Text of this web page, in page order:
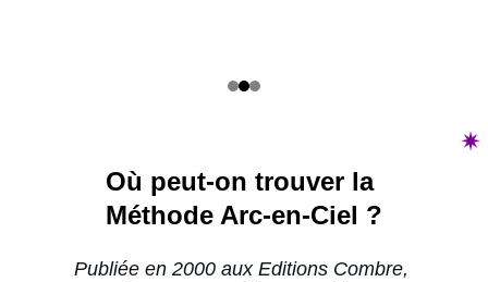
Où peut-on trouver la
Méthode Arc-en-Ciel ?
Publiée en 2000 aux Editions Combre,